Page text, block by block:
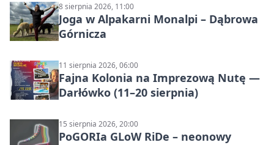
8 sierpnia 2026, 11:00
Joga w Alpakarni Monalpi – Dąbrowa
Górnicza
11 sierpnia 2026, 06:00
Fajna Kolonia na Imprezową Nutę —
Darłówko (11–20 sierpnia)
15 sierpnia 2026, 20:00
PoGORIa GLoW RiDe – neonowy